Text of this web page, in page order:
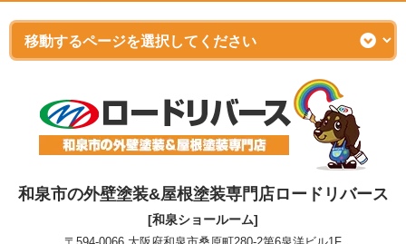
和泉市の外壁塗装&屋根塗装専門店ロードリバース
[和泉ショールーム]